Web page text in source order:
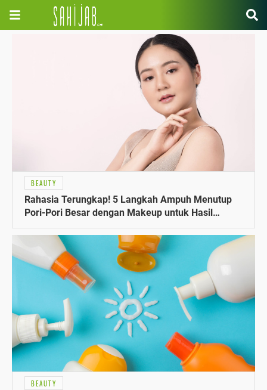
BEAUTY
Rahasia Terungkap! 5 Langkah Ampuh Menutup
Pori-Pori Besar dengan Makeup untuk Hasil
Flawless
BEAUTY